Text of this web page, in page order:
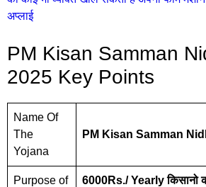
अप्लाई
PM Kisan Samman
2025 Key Points
Name Of
The
Yojana
PM Kisan Samman
Purpose of
6000Rs./ Yearly किसानो